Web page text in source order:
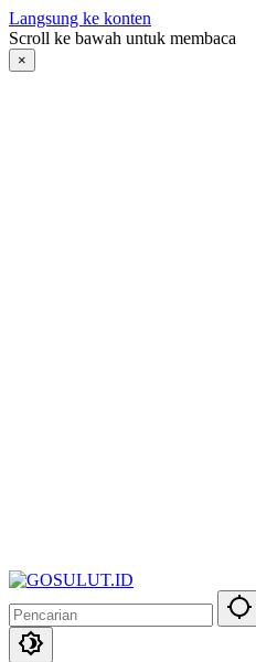
Langsung ke konten
Scroll ke bawah untuk membaca
×